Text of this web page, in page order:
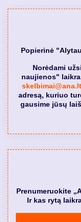
Popierinė
Norėdami
naujienos"
skelbimai@ana.lt
adresą, kuriuo
gausime jūsų
Prenumeruokite
Ir kas rytą